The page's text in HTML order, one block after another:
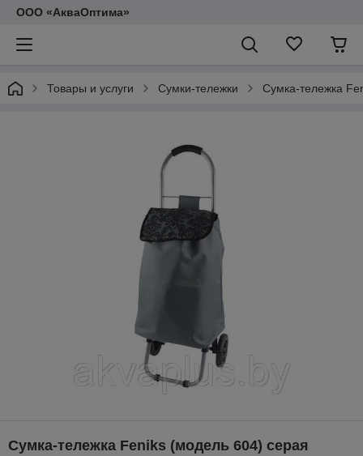
ООО «АкваОптима»
Товары и услуги Сумки-тележки Сумка-тележка
Сумка-тележка Feniks (модель 604) серая